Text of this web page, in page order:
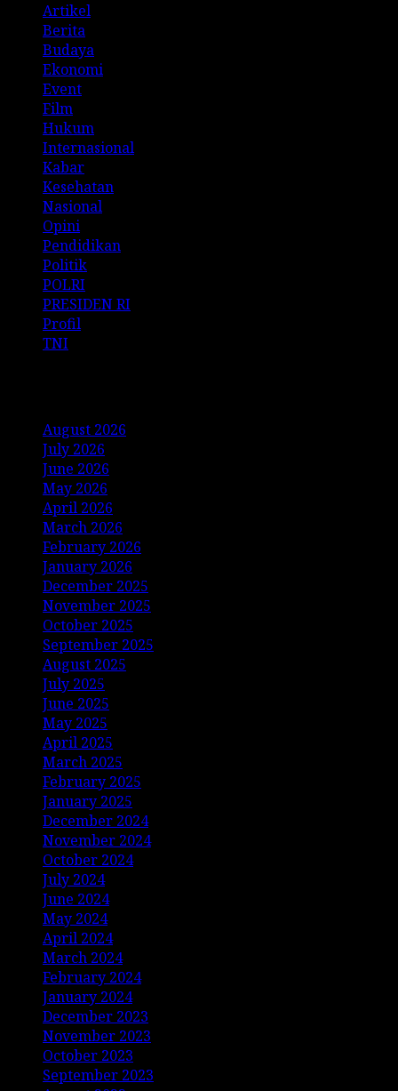
Artikel
Berita
Budaya
Ekonomi
Event
Film
Hukum
Internasional
Kabar
Kesehatan
Nasional
Opini
Pendidikan
Politik
POLRI
PRESIDEN RI
Profil
TNI
August 2026
July 2026
June 2026
May 2026
April 2026
March 2026
February 2026
January 2026
December 2025
November 2025
October 2025
September 2025
August 2025
July 2025
June 2025
May 2025
April 2025
March 2025
February 2025
January 2025
December 2024
November 2024
October 2024
July 2024
June 2024
May 2024
April 2024
March 2024
February 2024
January 2024
December 2023
November 2023
October 2023
September 2023